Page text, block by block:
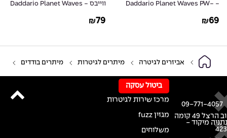
- Daddario Planet Waves PW-
₪69
ווייבס - Daddario Planet Waves
₪79
אביזרים לגיטרה מיתרים לגיטרות מיתרים בודדים
רחוב הרצל 49 קומה
מיקוד -
09-771-4057
ביטול עסקה
מרכז שירות לגיטרות
מגזין fuzz
משלוחים